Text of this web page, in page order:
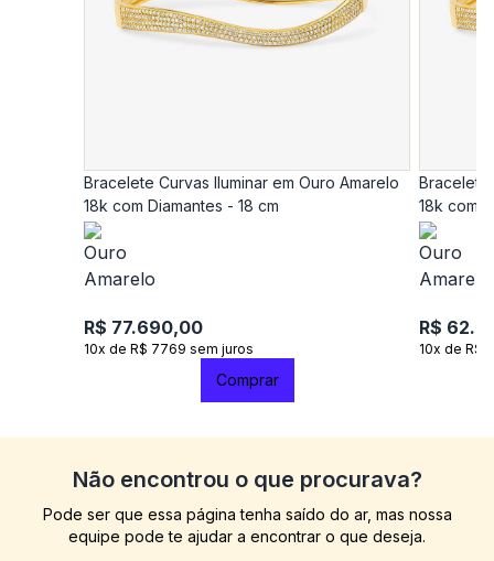
Bracelete Curvas Iluminar em Ouro Amarelo
18k com Diamantes - 18 cm
R$ 77.690,00
10x de R$ 7769 sem juros
Bracelete
18k com
R$
10x de R$
Comprar
Não encontrou o que procurava?
Pode ser que essa página tenha saído do ar, mas nossa
equipe pode te ajudar a encontrar o que deseja.